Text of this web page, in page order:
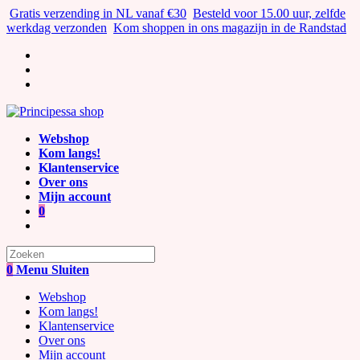
Ga
naar
Gratis verzending in NL vanaf €30 Besteld voor 15.00 uur, zelfde
werkdag verzonden Kom shoppen in ons magazijn in de Randstad
Webshop
Kom langs!
Klantenservice
Over ons
Mijn account
0
Zoek
naar:
0 Menu Sluiten
Webshop
Kom langs!
Klantenservice
Over ons
Mijn account